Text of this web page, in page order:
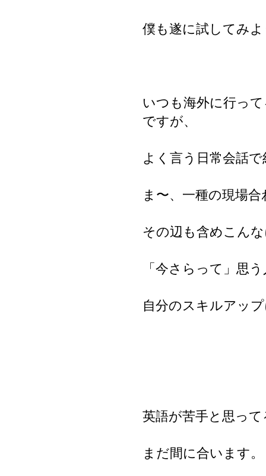
僕も遂に試してみ
いつも海外に行っ
ですが、
よく言う日常会話
ま〜、一種の現場
その辺も含めこん
「今さらって」思
自分のスキルアッ
英語が苦手と思っ
まだ間に合います。